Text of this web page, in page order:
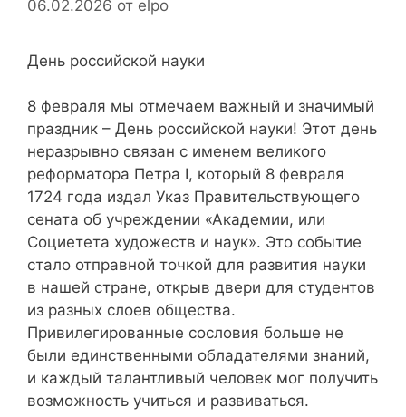
06.02.2026 от elpo
День российской науки
8 февраля мы отмечаем важный и значимый
праздник – День российской науки! Этот день
неразрывно связан с именем великого
реформатора Петра I, который 8 февраля
1724 года издал Указ Правительствующего
сената об учреждении «Академии, или
Социетета художеств и наук». Это событие
стало отправной точкой для развития науки
в нашей стране, открыв двери для студентов
из разных слоев общества.
Привилегированные сословия больше не
были единственными обладателями знаний,
и каждый талантливый человек мог получить
возможность учиться и развиваться.